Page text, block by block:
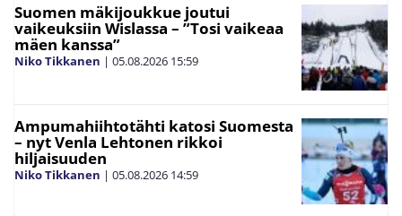
Suomen mäkijoukkue joutui
vaikeuksiin Wislassa – ”Tosi vaikeaa
mäen kanssa”
Niko Tikkanen | 05.08.2026 15:59
Ampumahiihtotähti katosi Suomesta
– nyt Venla Lehtonen rikkoi
hiljaisuuden
Niko Tikkanen | 05.08.2026 14:59